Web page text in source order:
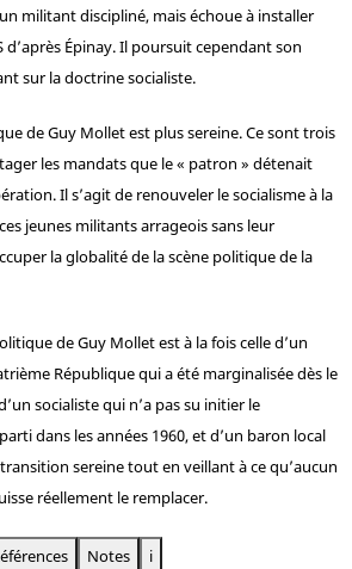
militant discipliné, mais échoue à installer
d’après Épinay. Il poursuit cependant son
sur la doctrine socialiste.
de Guy Mollet est plus sereine. Ce sont trois
les mandats que le « patron » détenait
Il s’agit de renouveler le socialisme à la
jeunes militants arrageois sans leur
la globalité de la scène politique de la
de Guy Mollet est à la fois celle d’un
République qui a été marginalisée dès le
socialiste qui n’a pas su initier le
dans les années 1960, et d’un baron local
sereine tout en veillant à ce qu’aucun
réellement le remplacer.
Notes
i